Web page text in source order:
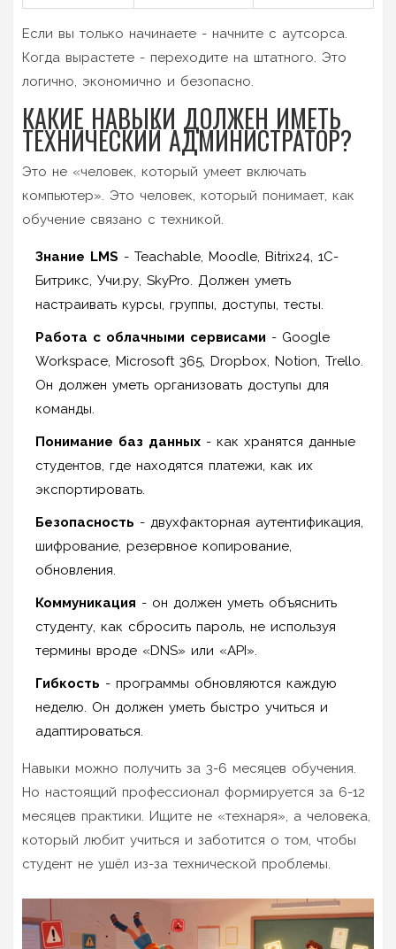
Если вы только начинаете - начните с аутсорса.
Когда вырастете - переходите на штатного. Это
логично, экономично и безопасно.
КАКИЕ НАВЫКИ ДОЛЖЕН ИМЕТЬ
ТЕХНИЧЕСКИЙ АДМИНИСТРАТОР?
Это не «человек, который умеет включать
компьютер». Это человек, который понимает, как
обучение связано с техникой.
Знание LMS - Teachable, Moodle, Bitrix24, 1С-
Битрикс, Учи.ру, SkyPro. Должен уметь
настраивать курсы, группы, доступы, тесты.
Работа с облачными сервисами - Google
Workspace, Microsoft 365, Dropbox, Notion, Trello.
Он должен уметь организовать доступы для
команды.
Понимание баз данных - как хранятся данные
студентов, где находятся платежи, как их
экспортировать.
Безопасность - двухфакторная аутентификация,
шифрование, резервное копирование,
обновления.
Коммуникация - он должен уметь объяснить
студенту, как сбросить пароль, не используя
термины вроде «DNS» или «API».
Гибкость - программы обновляются каждую
неделю. Он должен уметь быстро учиться и
адаптироваться.
Навыки можно получить за 3-6 месяцев обучения.
Но настоящий профессионал формируется за 6-12
месяцев практики. Ищите не «технаря», а человека,
который любит учиться и заботится о том, чтобы
студент не ушёл из-за технической проблемы.